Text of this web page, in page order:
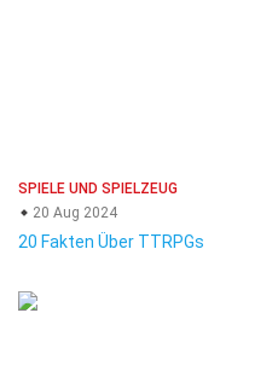
SPIELE UND SPIELZEUG
20 Aug 2024
20 Fakten Über TTRPGs